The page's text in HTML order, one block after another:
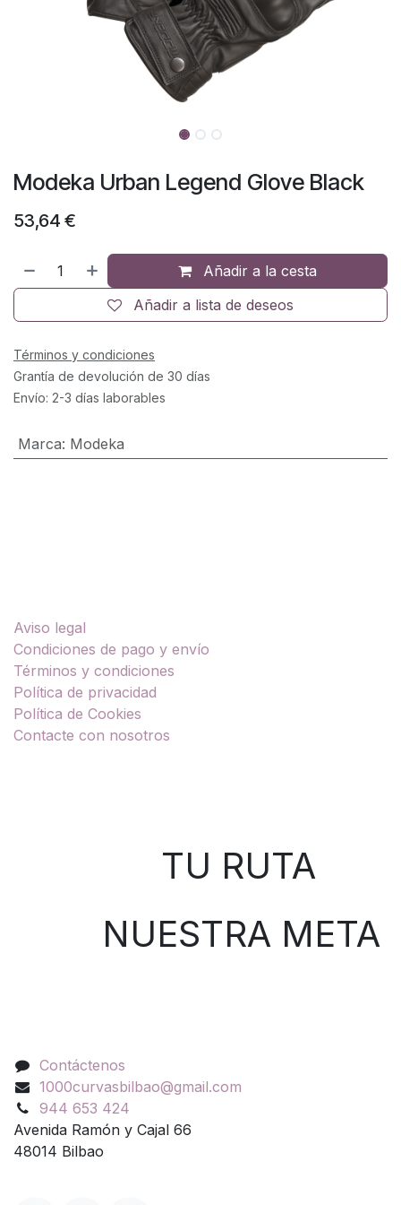
Modeka Urban Legend Glove Black
53,64 €
Añadir a la cesta
Añadir a lista de deseos
Términos y condiciones
Grantía de devolución de 30 días
Envío: 2-3 días laborables
Marca: Modeka
Aviso legal
Condiciones de pago y envío
Términos y condiciones
Política de privacidad
Política de Cookies
Contacte con nosotros
TU RUTA
NUESTRA META
Contáctenos
1000curvasbilbao@gmail.com
944 653 424
Avenida Ramón y Cajal 66
48014 Bilbao